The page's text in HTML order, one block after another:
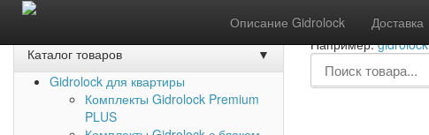
Описание Gidrolock Доставка
Каталог товаров
▼
Gidrolock для квартиры
Комплекты Gidrolock Premium
PLUS
Например:gidrolock